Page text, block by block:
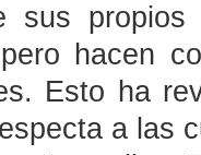
sus propios
hacen
Esto ha
a las